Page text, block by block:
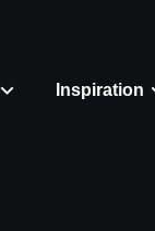
Inspiration